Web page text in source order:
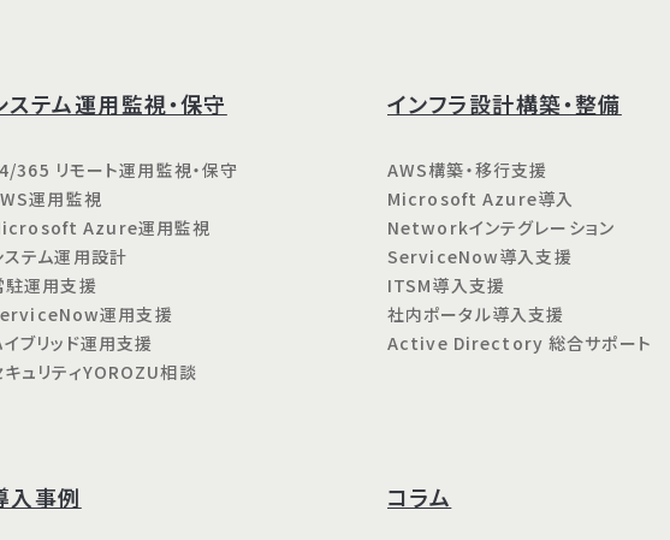
ステム運用監視・保守
365 リモート運用監視・保守
運用監視
Azure運用監視
ステム運用設計
駐運用支援
運用支援
イブリッド運用支援
キュリティYOROZU相談
インフラ設計構築・整備
AWS構築・移行支援
Microsoft Azure導入
Networkインテグレーション
ServiceNow導入支援
ITSM導入支援
社内ポータル導入支援
Active Directory 総合サポート
入事例 コラム